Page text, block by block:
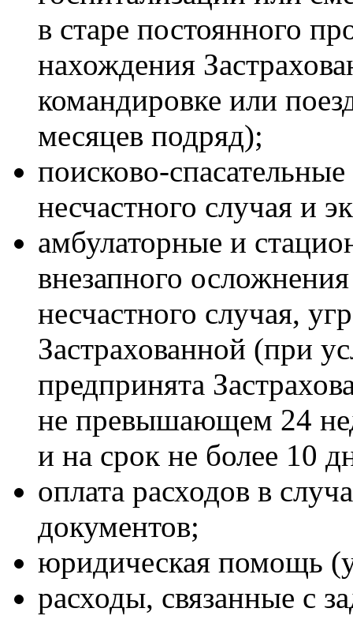
в старе постоянного
нахождения
командировке или
месяцев подряд);
поисково-
несчастного случая и
амбулаторные и
внезапного
несчастного случая,
Застрахованной (при
предпринята
не превышающем 24
и на срок не более 10
оплата расходов в
документов;
юридическая помощь
расходы, связанные с